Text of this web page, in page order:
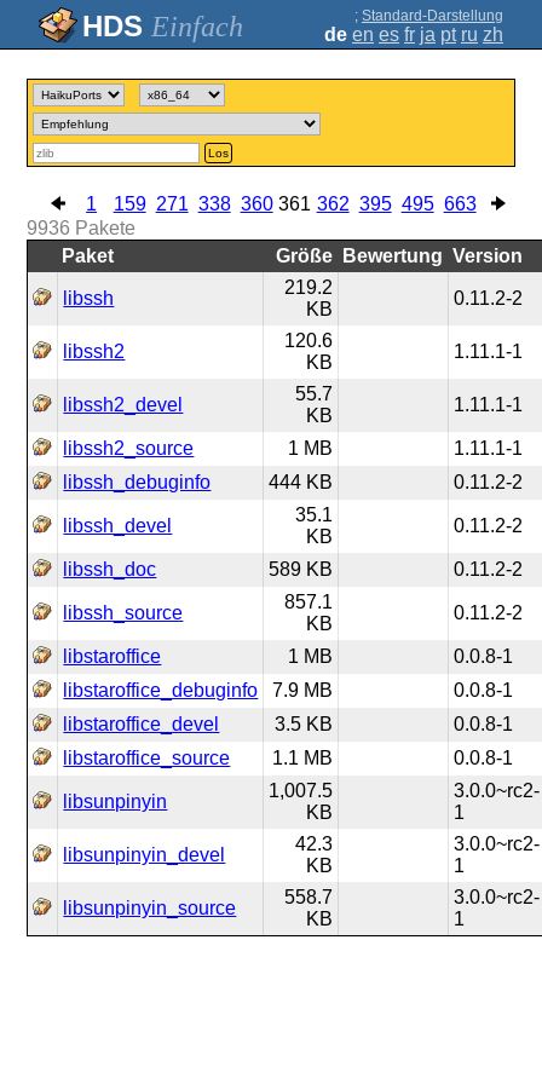
Einfach ; Standard-Darstellung
de en es fr ja pt ru zh
Los
1 159 271 338 360 361 362 395 495 663
9936 Pakete
Paket
Größe Bewertung Version
libssh
219.2
KB
0.11.2-2
libssh2
120.6
KB
1.11.1-1
libssh2_devel
55.7
KB
1.11.1-1
libssh2_source 1 MB
1.11.1-1
libssh_debuginfo
444 KB 0.11.2-2
libssh_devel
35.1
KB
0.11.2-2
libssh_doc 589 KB 0.11.2-2
libssh_source
857.1
KB
0.11.2-2
libstaroffice 1 MB
0.0.8-1
libstaroffice_debuginfo
7.9 MB
0.0.8-1
libstaroffice_devel
3.5 KB
0.0.8-1
libstaroffice_source
1.1 MB 0.0.8-1
libsunpinyin
1,007.5
KB
3.0.0~rc2-
1
libsunpinyin_devel
42.3
KB
3.0.0~rc2-
1
libsunpinyin_source
558.7
KB
3.0.0~rc2-
1